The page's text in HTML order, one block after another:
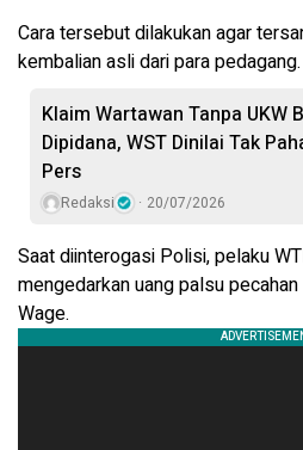
Cara tersebut dilakukan agar
kembalian asli dari para pedagang.
Klaim Wartawan Tanpa UKW
Dipidana, WST Dinilai Tak
Pers
Redaksi 20/07/2026
Saat diinterogasi Polisi, pelaku
mengedarkan uang palsu
Wage.